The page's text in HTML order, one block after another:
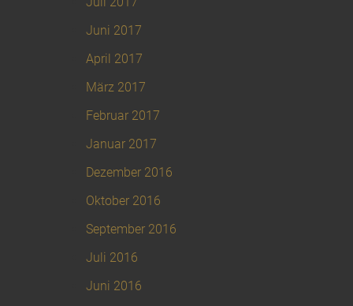
Juni 2017
April 2017
März 2017
Februar 2017
Januar 2017
Dezember 2016
Oktober 2016
September 2016
Juli 2016
Juni 2016